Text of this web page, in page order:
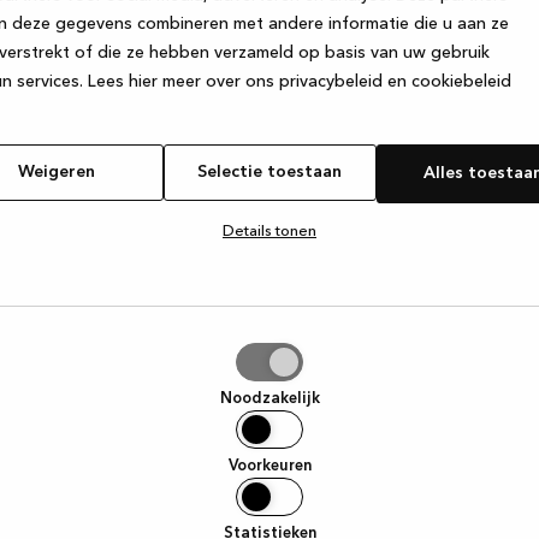
deze gegevens combineren met andere informatie die u aan ze
of die ze hebben verzameld op basis van uw gebruik
services. Lees hier meer over ons privacybeleid en cookiebeleid
Weigeren Selectie toestaan Alles
Details tonen
Noodzakelijk
Voorkeuren
Statistieken
has occurred while loadingwww.kvik.nl (see the